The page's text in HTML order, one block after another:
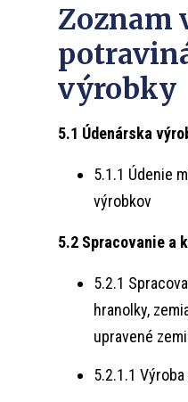
Zoznam
výrobky
5.1 Údenárska
5.1.1 Údenie
výrobkov
5.2 Spracovanie a
5.2.1
hranolky,
upravené
5.2.1.1